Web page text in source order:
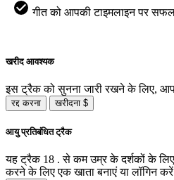
गीत को आपकी टाइमलाइन पर
खरीद आवश्यक
इस ट्रैक को सुनना जारी रखने के लिए,
रद्द करना खरीदना $
आयु प्रतिबंधित ट्रैक
यह ट्रैक 18 . से कम उम्र के दर्शकों के लिए
करने के लिए एक खाता बनाएं या लॉगिन